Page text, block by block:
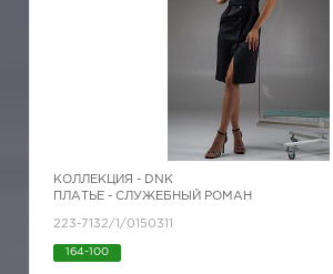
КОЛЛЕКЦИЯ - DNK
ПЛАТЬЕ - СЛУЖЕБНЫЙ РОМАН
223-7132/1/0150311
164-100